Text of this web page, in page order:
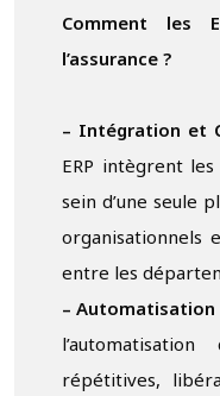
Comment les
l’assurance ?
– Intégration et
ERP intègrent
sein d’une seule
organisationnels
entre les
– Automatisation
répétitives,